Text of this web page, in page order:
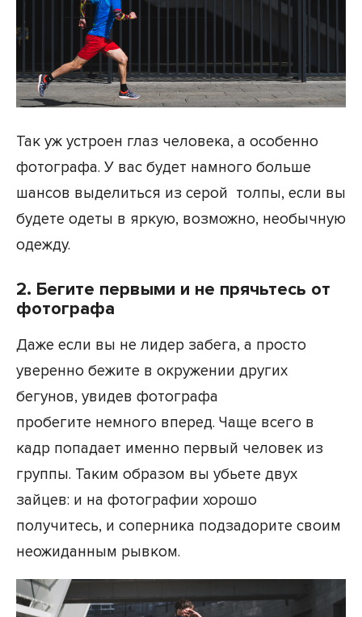
Так уж устроен глаз человека, а особенно
фотографа. У вас будет намного больше
шансов выделиться из серой толпы, если вы
будете одеты в яркую, возможно, необычную
одежду.
2. Бегите первыми и не прячьтесь от
фотографа
Даже если вы не лидер забега, а просто
уверенно бежите в окружении других
бегунов, увидев фотографа
пробегите немного вперед. Чаще всего в
кадр попадает именно первый человек из
группы. Таким образом вы убьете двух
зайцев: и на фотографии хорошо
получитесь, и соперника подзадорите своим
неожиданным рывком.